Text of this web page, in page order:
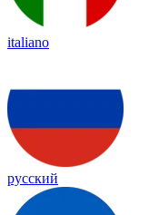
italiano
русский